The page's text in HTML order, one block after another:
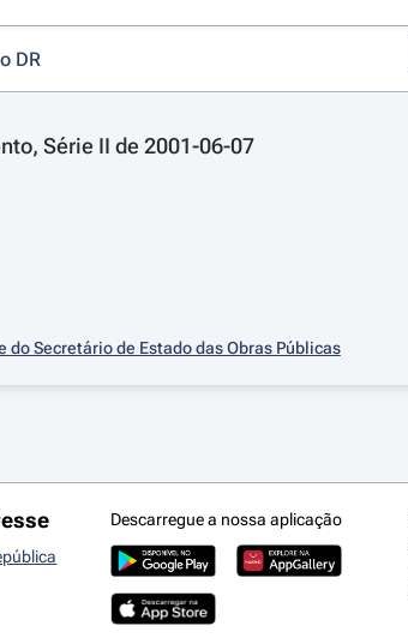
DR
Série II de 2001-06-07
Secretário de Estado das Obras Públicas
Descarregue a nossa aplicação